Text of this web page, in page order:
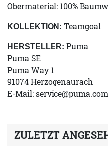
Obermaterial: 100%
KOLLEKTION: Teamgoal
HERSTELLER: Puma
Puma SE
Puma Way 1
91074 Herzogenaurach
E-Mail:service@puma.com
ZULETZT